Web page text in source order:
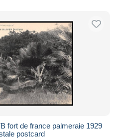
fort de france palmeraie 1929
postcard